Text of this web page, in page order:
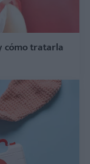
cómo tratarla